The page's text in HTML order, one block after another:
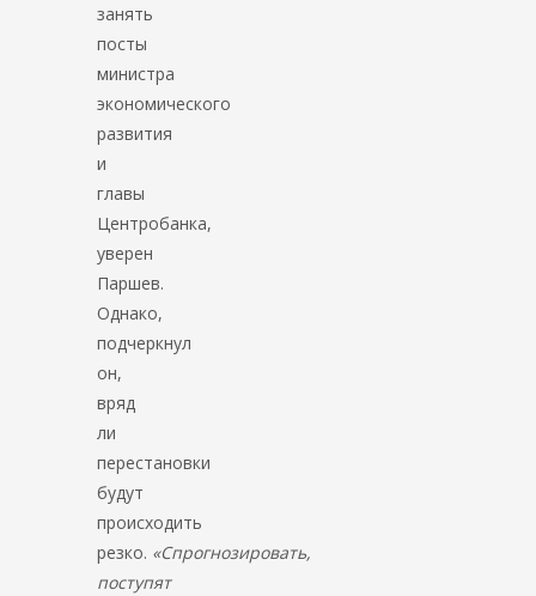
занять
посты
министра
экономического
развития
и
главы
Центробанка,
уверен
Паршев.
Однако,
подчеркнул
он,
вряд
ли
перестановки
будут
происходить
резко. «Спрогнозировать,
поступят